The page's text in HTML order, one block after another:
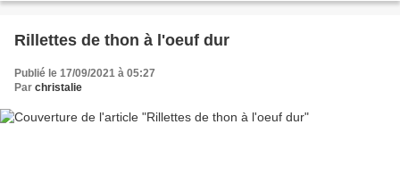
Rillettes de thon à l'oeuf dur
Publié le 17/09/2021 à 05:27
Par christalie